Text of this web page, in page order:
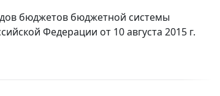
бюджетов бюджетной системы
Федерации от 10 августа 2015 г.